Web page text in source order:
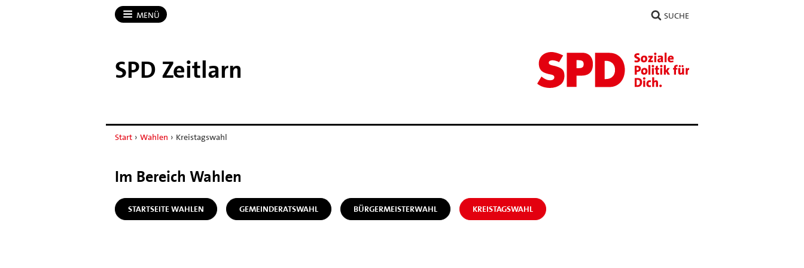
MENÜ SUCHE
SPD Zeitlarn
Start › Wahlen › Kreistagswahl
Im Bereich Wahlen
STARTSEITE WAHLEN GEMEINDERATSWAHL BÜRGERMEISTERWAHL KREISTAGSWAHL